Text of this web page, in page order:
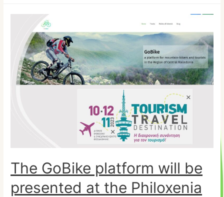
The GoBike platform will be
presented at the Philoxenia